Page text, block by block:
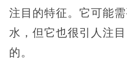
注目的特征。它可能
水，但它也很引人注
的。